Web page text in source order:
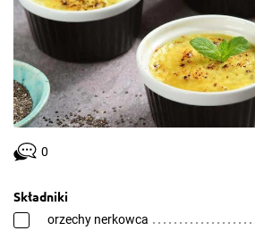
0
Składniki
orzechy nerkowca